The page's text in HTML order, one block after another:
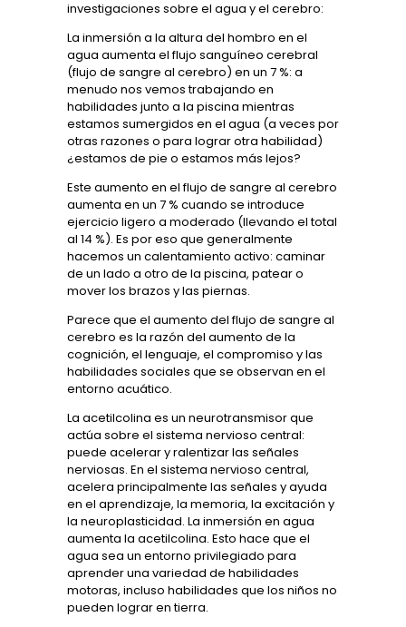
investigaciones sobre el agua y el cerebro:
La inmersión a la altura del hombro en el
agua aumenta el flujo sanguíneo cerebral
(flujo de sangre al cerebro) en un 7 %: a
menudo nos vemos trabajando en
habilidades junto a la piscina mientras
estamos sumergidos en el agua (a veces por
otras razones o para lograr otra habilidad)
¿estamos de pie o estamos más lejos?
Este aumento en el flujo de sangre al cerebro
aumenta en un 7 % cuando se introduce
ejercicio ligero a moderado (llevando el total
al 14 %). Es por eso que generalmente
hacemos un calentamiento activo: caminar
de un lado a otro de la piscina, patear o
mover los brazos y las piernas.
Parece que el aumento del flujo de sangre al
cerebro es la razón del aumento de la
cognición, el lenguaje, el compromiso y las
habilidades sociales que se observan en el
entorno acuático.
La acetilcolina es un neurotransmisor que
actúa sobre el sistema nervioso central:
puede acelerar y ralentizar las señales
nerviosas. En el sistema nervioso central,
acelera principalmente las señales y ayuda
en el aprendizaje, la memoria, la excitación y
la neuroplasticidad. La inmersión en agua
aumenta la acetilcolina. Esto hace que el
agua sea un entorno privilegiado para
aprender una variedad de habilidades
motoras, incluso habilidades que los niños no
pueden lograr en tierra.